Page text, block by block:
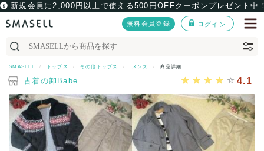
新規会員に2,000円以上で使える500円OFFクーポンプレゼント中
無料会員登録 ログイン
SMASELL トップス その他トップス メンズ 商品詳細
古着の卸Babe 4.1